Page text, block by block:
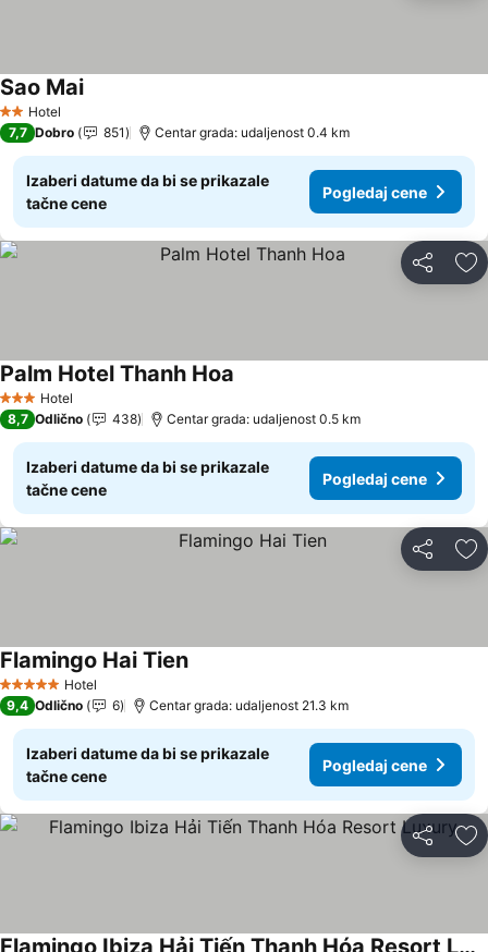
2 Zvezdice
Hotel
Sao MaiPogledaj cene
7,7 Dobro 851 Centar grada: udaljenost 0.4 km
Izaberi datume da bi se prikazale
tačne cene
Pogledaj cene
Deli
3 Zvezdice
Hotel
Palm Hotel Thanh Hoa
8,7 Odlično 438 Centar grada: udaljenost 0.5 km
Izaberi datume da bi se prikazale
tačne cene
Pogledaj cene
Deli
5 ZvezdiceHotel
Flamingo Hai TienPogledaj cene
9,4 Odlično 6 Centar grada: udaljenost 21.3 km
Izaberi datume da bi se prikazale
tačne cene
Pogledaj cene
Deli
Flamingo Ibiza Hải Tiến Thanh Hóa Resort Luxury